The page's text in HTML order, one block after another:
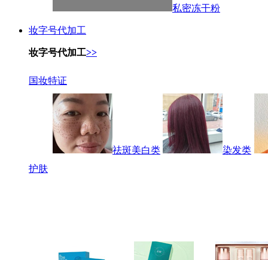
私密冻干粉
妆字号代加工
妆字号代加工>>
国妆特证
祛斑美白类
染发类
护肤